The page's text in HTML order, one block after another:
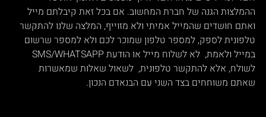
ההמלצות הגנה של חברת המחשוב. אם בכל זאת קיבלתם מייל
ואתם חושדים שהמייל אמיתי ולא מזוייף, המלצה שלנו להתקשר
טלפונית לספק, למספר טלפון שמוכר לכם ולא למספר שרשום
לשולח, אלא להתקשר טלפונית,  לשאול שאלות שמאשרות
שאתם משוחחים בצד השני עם הבנאדם הנכון.